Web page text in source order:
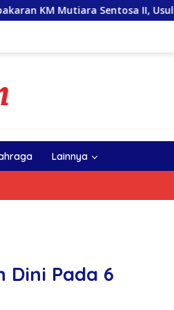
II, Usul Armada Rescue Diperkuat
Lainnya
Dini Pada 6